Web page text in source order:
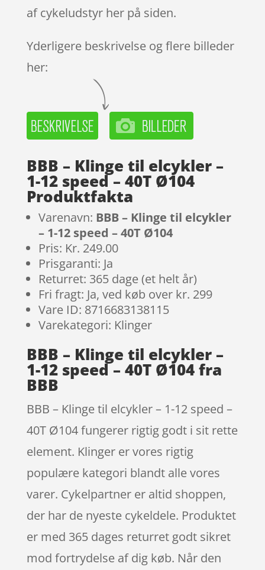
af cykeludstyr her på siden.
Yderligere beskrivelse og flere billeder
her:
BBB – Klinge til elcykler –
1-12 speed – 40T Ø104
Produktfakta
Varenavn: BBB – Klinge til elcykler
– 1-12 speed – 40T Ø104
Pris: Kr. 249.00
Prisgaranti: Ja
Returret: 365 dage (et helt år)
Fri fragt: Ja, ved køb over kr. 299
Vare ID: 8716683138115
Varekategori: Klinger
BBB – Klinge til elcykler –
1-12 speed – 40T Ø104 fra
BBB
BBB – Klinge til elcykler – 1-12 speed –
40T Ø104 fungerer rigtig godt i sit rette
element. Klinger er vores rigtig
populære kategori blandt alle vores
varer. Cykelpartner er altid shoppen,
der har de nyeste cykeldele. Produktet
er med 365 dages returret godt sikret
mod fortrydelse af dig køb. Når den